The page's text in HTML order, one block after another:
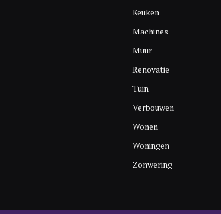
Keuken
Machines
Muur
Renovatie
Tuin
Verbouwen
Wonen
Woningen
Zonwering